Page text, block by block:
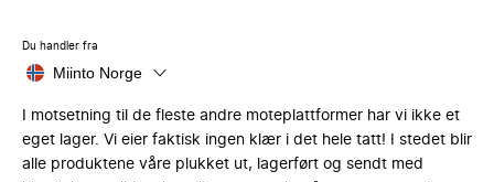
Du handler fra
Miinto Norge
I motsetning til de fleste andre moteplattformer har vi ikke et
eget lager. Vi eier faktisk ingen klær i det hele tatt! I stedet blir
alle produktene våre plukket ut, lagerført og sendt med